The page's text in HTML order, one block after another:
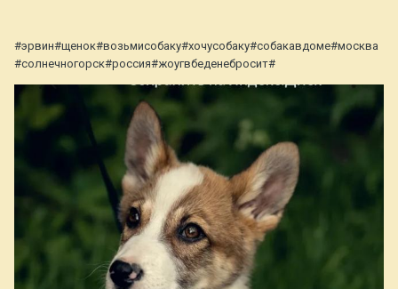
#эрвин#щенок#возьмисобаку#хочусобаку#собакавдоме#москва
#солнечногорск#россия#жоугвбеденебросит#